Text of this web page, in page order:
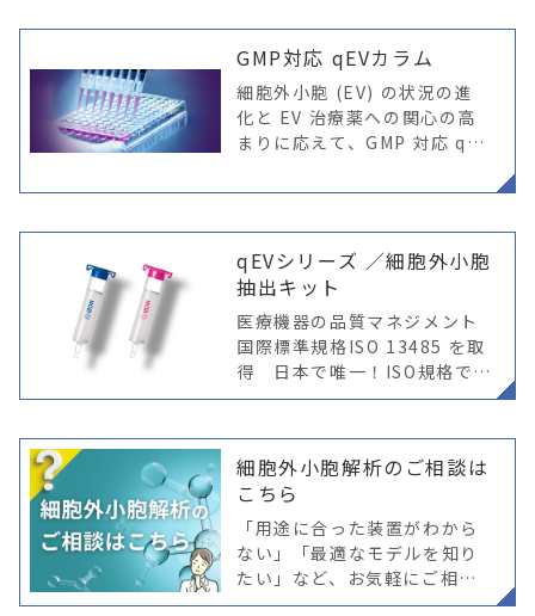
GMP対応 qEVカラム
細胞外小胞 (EV) の状況の進
化と EV 治療薬への関心の高
まりに応えて、GMP 対応 qEV
在、qEV2、qEV10、qEV10
qEVシリーズ ／細胞外小胞
抽出キット
医療機器の品質マネジメント
国際標準規格ISO 13485 を取
得 日本で唯一！ISO規格で保
証された細胞外小胞抽出キッ
目的で使用願います。臨床、
医療行為には使用できま
細胞外小胞解析のご相談は
こちら
「用途に合った装置がわから
ない」「最適なモデルを知り
たい」など、お気軽にご相談
ください。専門スタッフが丁